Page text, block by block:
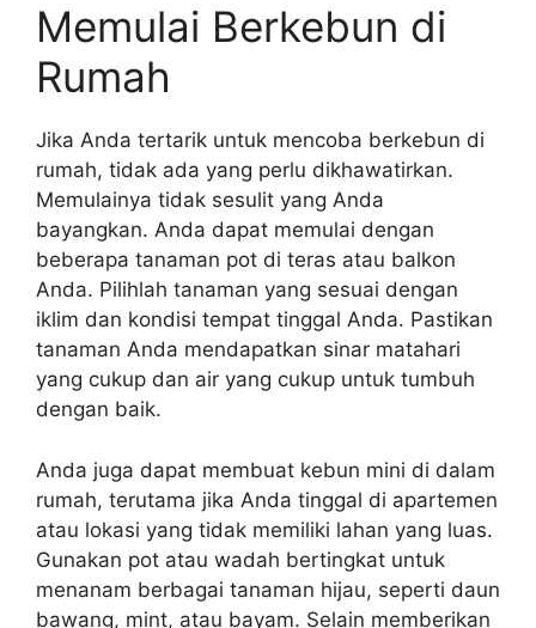
Memulai Berkebun di
Rumah
Jika Anda tertarik untuk mencoba berkebun di
rumah, tidak ada yang perlu dikhawatirkan.
Memulainya tidak sesulit yang Anda
bayangkan. Anda dapat memulai dengan
beberapa tanaman pot di teras atau balkon
Anda. Pilihlah tanaman yang sesuai dengan
iklim dan kondisi tempat tinggal Anda. Pastikan
tanaman Anda mendapatkan sinar matahari
yang cukup dan air yang cukup untuk tumbuh
dengan baik.
Anda juga dapat membuat kebun mini di dalam
rumah, terutama jika Anda tinggal di apartemen
atau lokasi yang tidak memiliki lahan yang luas.
Gunakan pot atau wadah bertingkat untuk
menanam berbagai tanaman hijau, seperti daun
bawang, mint, atau bayam. Selain memberikan